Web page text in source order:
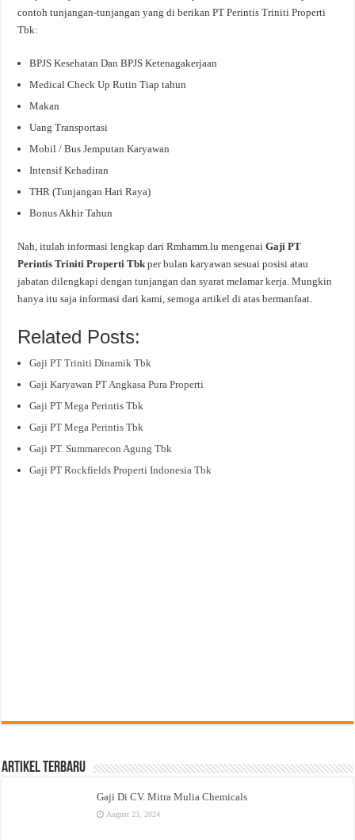
contoh tunjangan-tunjangan yang di berikan PT Perintis Triniti Properti
Tbk:
BPJS Kesehatan Dan BPJS Ketenagakerjaan
Medical Check Up Rutin Tiap tahun
Makan
Uang Transportasi
Mobil / Bus Jemputan Karyawan
Intensif Kehadiran
THR (Tunjangan Hari Raya)
Bonus Akhir Tahun
Nah, itulah informasi lengkap dari Rmhamm.lu mengenaiGaji PT
Perintis Triniti Properti Tbkper bulan karyawan sesuai posisi atau
jabatan dilengkapi dengan tunjangan dan syarat melamar kerja. Mungkin
hanya itu saja informasi dari kami, semoga artikel di atas bermanfaat.
Related Posts:
Gaji PT Triniti Dinamik Tbk
Gaji Karyawan PT Angkasa Pura Properti
Gaji PT Mega Perintis Tbk
Gaji PT Mega Perintis Tbk
Gaji PT. Summarecon Agung Tbk
Gaji PT Rockfields Properti Indonesia Tbk
Artikel Terbaru
Gaji Di CV. Mitra Mulia Chemicals
August 23, 2024